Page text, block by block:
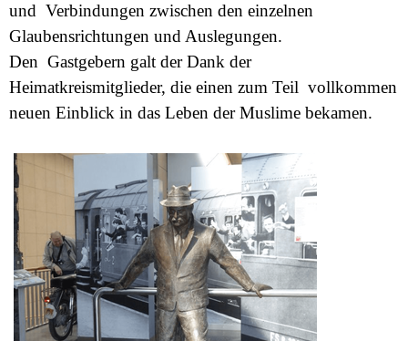
und Verbindungen zwischen den einzelnen
Glaubensrichtungen und Auslegungen.
Den Gastgebern galt der Dank der
Heimatkreismitglieder, die einen zum Teil vollkommen
neuen Einblick in das Leben der Muslime bekamen.